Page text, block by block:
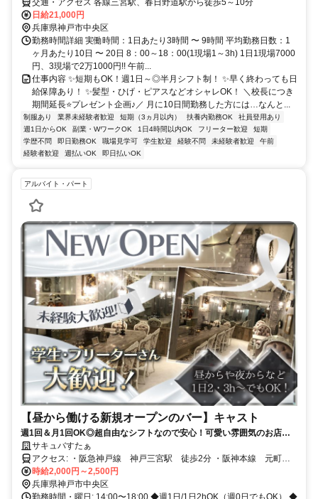
交通・アクセス 各線三宮駅、春日野道駅から徒歩5～10分
日給21,000円
兵庫県神戸市中央区
勤務時間詳細 実働時間：1日あたり3時間 〜 9時間 平均勤務日数：1
ヶ月あたり10日 〜 20日 8：00～18：00(1現場1～3h) 1日1現場7000
円、3現場で2万1000円!! 午前...
仕事内容 ✨短期もOK！週1日～◎半月シフト制！ ✨早く終わっても日
給保障あり！ ✨髪型・ひげ・ピアスなどオシャレOK！ ＼校長につき
期間延長⭐プレゼント企画♪／ 月に10日間勤務した方には…なんと...
制服あり 業界未経験者歓迎 短期（3ヵ月以内） 扶養内勤務OK
社員登用あり
週1日からOK
副業・WワークOK 1日4時間以内OK フリーター歓迎
短期
学歴不問
即日勤務OK 職場見学可 学生歓迎 経験不問 未経験者歓迎
午前
経験者歓迎
週払いOK 即日払いOK
アルバイト・パート
【昼から働ける新規オープンのバー】キャスト
週1回＆月1回OK◎超自由なシフトなので安心！可愛い雰囲気のお店で
働こう♪＼もちろん終電上がりOK／安心の法人経営◎
サキュバすたぁ
アクセス: ・阪急神戸線 神戸三宮駅 徒歩2分 ・阪神本線 元町
駅 徒歩6分 ・東海道本線 神戸駅 ※明石・高砂・加古川・三田・芦
屋・西宮・尼崎・大阪 等の遠方の方も歓迎！
時給2,000円～2,500円
兵庫県神戸市中央区